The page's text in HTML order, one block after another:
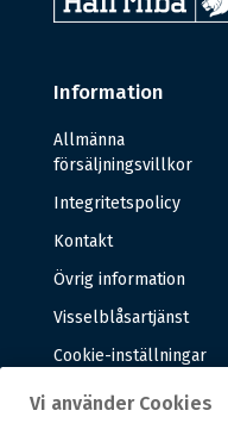
Information
Allmänna
försäljningsvillkor
Integritetspolicy
Kontakt
Övrig information
Visselblåsartjänst
Cookie-inställningar
Vi använder Cookies